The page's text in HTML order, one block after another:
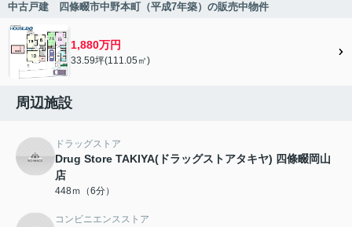
中古戸建 四條畷市中野本町（平成7年築）の販売中物件
1,880万円
33.59坪(111.05㎡)
周辺施設
ドラッグストア
Drug Store TAKIYA(ドラッグストアタキヤ) 四條畷岡山
店
448ｍ（6分）
コンビニエンスストア